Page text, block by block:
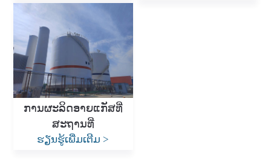
ການຜະລິດອາຍແກັສທີ່
ສະຖານທີ່
ຮຽນຮູ້ເພີ່ມເຕີມ>